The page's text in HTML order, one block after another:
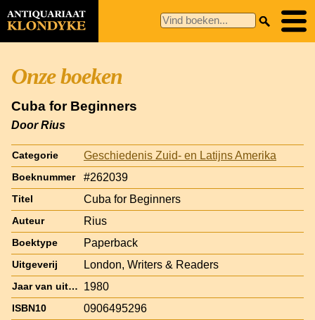
Onze boeken
Cuba for Beginners
Door Rius
Categorie Geschiedenis Zuid- en Latijns Amerika
Boeknummer #262039
Titel Cuba for Beginners
Auteur Rius
Boektype Paperback
Uitgeverij London, Writers & Readers
Jaar van uitgave 1980
ISBN10 0906495296